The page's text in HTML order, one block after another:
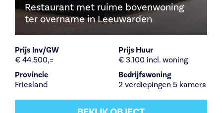
Restaurant met ruime bovenwoning
ter overname in Leeuwarden
Prijs Inv/GW
€ 44.500,=
Prijs Huur
€ 3.100 incl. woning
Provincie
Friesland
Bedrijfswoning
2 verdiepingen 5 kamers